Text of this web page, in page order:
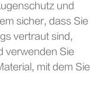
und
sicher, dass Sie
vertraut sind,
verwenden Sie
mit dem Sie